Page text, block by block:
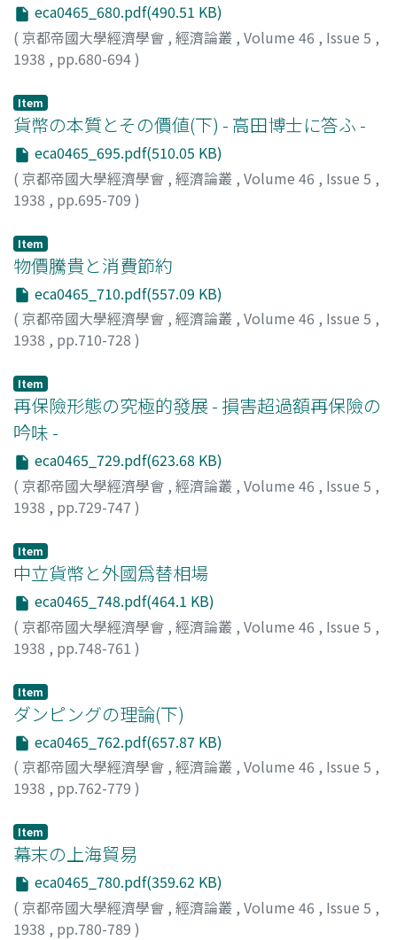
eca0465_680.pdf(490.51 KB)
( 京都帝國大學經濟學會 , 經濟論叢 , Volume 46 , Issue 5 ,
1938 , pp.680-694)
Item
貨幣の本質とその價値(下) - 高田博士に答ふ -
eca0465_695.pdf(510.05 KB)
( 京都帝國大學經濟學會 , 經濟論叢 , Volume 46 , Issue 5 ,
1938 , pp.695-709 )
Item
物價騰貴と消費節約
eca0465_710.pdf(557.09 KB)
( 京都帝國大學經濟學會 , 經濟論叢 , Volume 46 , Issue 5 ,
1938 , pp.710-728 )
Item
再保險形態の究極的發展 - 損害超過額再保險の
吟味 -
eca0465_729.pdf(623.68 KB)
( 京都帝國大學經濟學會 , 經濟論叢 , Volume 46 , Issue 5 ,
1938 , pp.729-747 )
Item
中立貨幣と外國爲替相場
eca0465_748.pdf(464.1 KB)
( 京都帝國大學經濟學會 , 經濟論叢 , Volume 46 , Issue 5 ,
1938 , pp.748-761 )
Item
ダンピングの理論(下)
eca0465_762.pdf(657.87 KB)
( 京都帝國大學經濟學會 , 經濟論叢 , Volume 46 , Issue 5 ,
1938 , pp.762-779 )
Item
幕末の上海貿易
eca0465_780.pdf(359.62 KB)
( 京都帝國大學經濟學會 , 經濟論叢 , Volume 46 , Issue 5 ,
1938 , pp.780-789 )